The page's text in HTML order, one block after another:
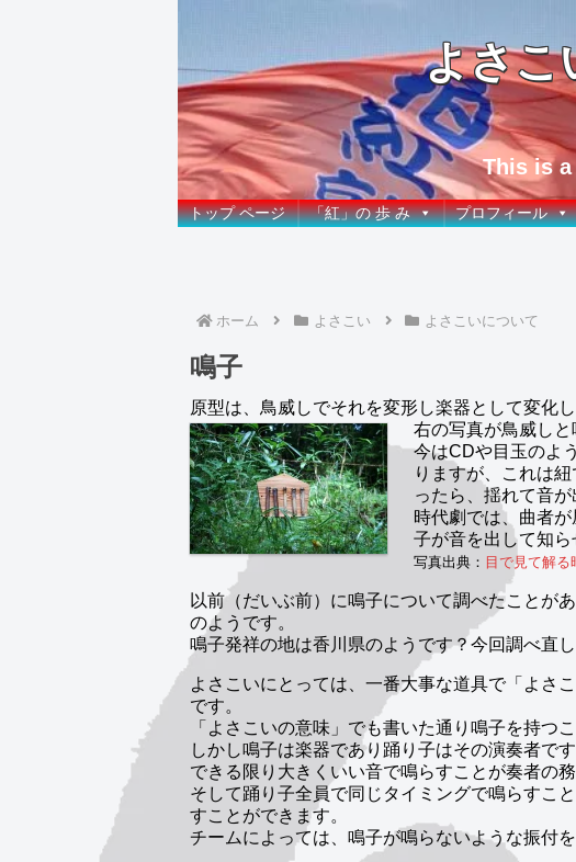
よさこ
This is a
トップ ページ 「紅」の 歩 み プロフィール
ホーム よさこい よさこいについて
鳴子
原型は、鳥威しでそれを変形し楽器として変化
右の写真が鳥威しと
今はCDや目玉のよ
りますが、これは
ったら、揺れて音
時代劇では、曲者
子が音を出して知ら
写真出典： 目で見て解
以前（だいぶ前）に鳴子について調べたことが
のようです。
鳴子発祥の地は香川県のようです？今回調べ直
よさこいにとっては、一番大事な道具で「よさ
です。
「よさこいの意味」でも書いた通り鳴子を持つ
しかし鳴子は楽器であり踊り子はその演奏者です
できる限り大きくいい音で鳴らすことが奏者の務
そして踊り子全員で同じタイミングで鳴らすこ
すことができます。
チームによっては、鳴子が鳴らないような振付